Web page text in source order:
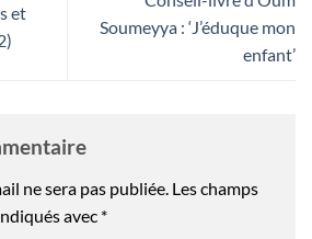
et
Soumeyya : ‘J’éduque mon
enfant’
ne sera pas publiée. Les champs
avec *